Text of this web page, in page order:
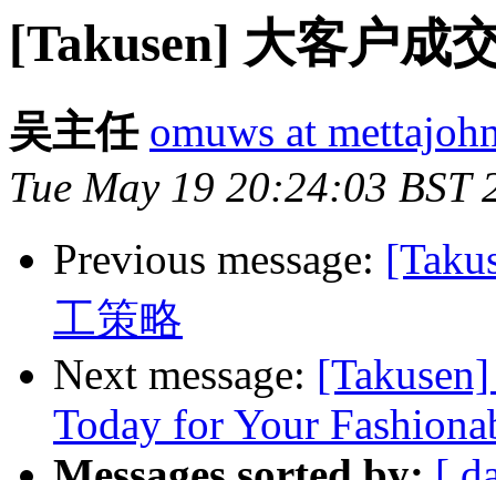
[Takusen] 大客户成
吴主任 omuws at
Tue May 19 20:24:03 BST
Previous message:
工策略
Next message:
Today for Your